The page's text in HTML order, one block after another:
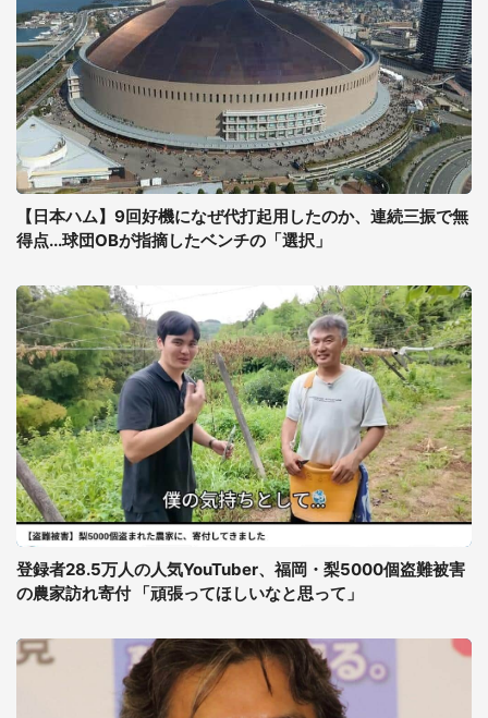
【日本ハム】9回好機になぜ代打起用したのか、連続三振で無
得点...球団OBが指摘したベンチの「選択」
登録者28.5万人の人気YouTuber、福岡・梨5000個盗難被害
の農家訪れ寄付 「頑張ってほしいなと思って」